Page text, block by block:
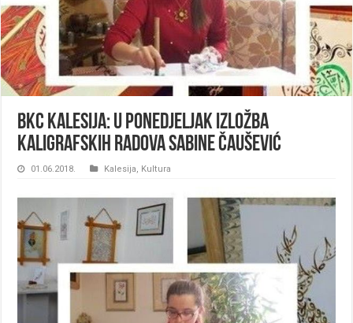
BKC Kalesija: U ponedjeljak izložba
kaligrafskih radova Sabine Čaušević
01.06.2018. Kalesija, Kultura